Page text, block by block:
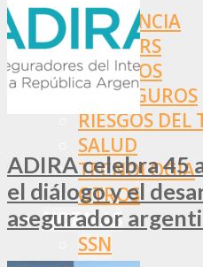
ASISTENCIA
BROKERS
SEGUROS
REASEGUROS
RIESGOS DEL
SALUD
TECNOLOGÍA
OTROS
NORMAS
SSN
ADIRA celebra 45
el diálogo y el
asegurador